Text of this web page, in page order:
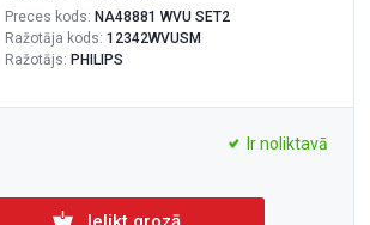
Preces kods: NA48881 WVU SET2
Ražotāja kods: 12342WVUSM
Ražotājs: PHILIPS
Ir noliktavā